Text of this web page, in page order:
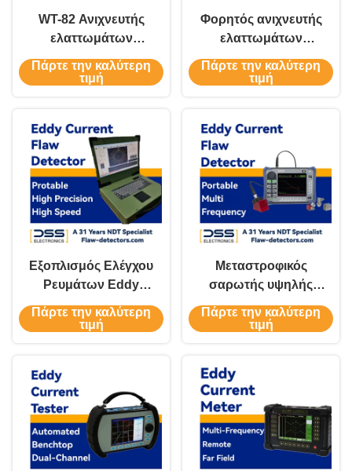
WT-82 Ανιχνευτής
ελαττωμάτων
μετάλλων
Πάρτε την καλύτερη
τιμή
Φορητός ανιχνευτής
ελαττωμάτων
μεταλλικών
σωλήνων, ράβδων,
σύρματος χαλκού
Πάρτε την καλύτερη
τιμή
Εξοπλισμός Ελέγχου
Ρευμάτων Eddy
Υψηλής Ακρίβειας
Υψηλής Ταχύτητας
Πάρτε την καλύτερη
τιμή
Μεταστροφικός
σαρωτής υψηλής
ταχύτητας και
φορητός ανιχνευτής
Πάρτε την καλύτερη
τιμή